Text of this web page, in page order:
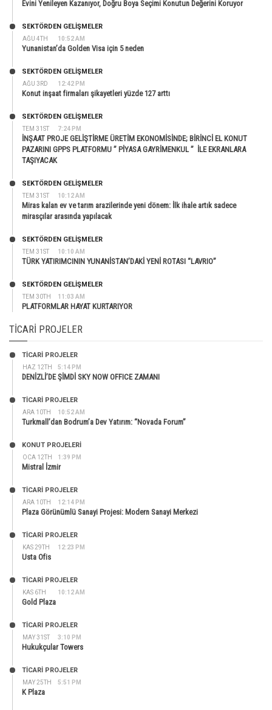
Evini Yenileyen Kazanıyor, Doğru Boya Seçimi Konutun Değerini Koruyor
AĞU 4TH 10:52 AM
SEKTÖRDEN GELIŞMELER
Yunanistan’da Golden Visa için 5 neden
AĞU 3RD 12:42 PM
SEKTÖRDEN GELIŞMELER
Konut inşaat firmaları şikayetleri yüzde 127 arttı
TEM 31ST 7:24 PM
SEKTÖRDEN GELIŞMELER
İNŞAAT PROJE GELİŞTİRME ÜRETİM EKONOMİSİNDE; BİRİNCİ EL KONUT
PAZARINI GPPS PLATFORMU ” PİYASA GAYRİMENKUL ” İLE EKRANLARA
TAŞIYACAK
TEM 31ST 10:12 AM
SEKTÖRDEN GELIŞMELER
Miras kalan ev ve tarım arazilerinde yeni dönem: İlk ihale artık sadece
mirasçılar arasında yapılacak
TEM 31ST 10:10 AM
SEKTÖRDEN GELIŞMELER
TÜRK YATIRIMCININ YUNANİSTAN’DAKİ YENİ ROTASI “LAVRIO”
TEM 30TH 11:03 AM
SEKTÖRDEN GELIŞMELER
PLATFORMLAR HAYAT KURTARIYOR
TICARI PROJELER
HAZ 12TH 5:14 PM
TİCARİ PROJELER
DENİZLİ’DE ŞİMDİ SKY NOW OFFICE ZAMANI
ARA 10TH 10:52 AM
TİCARİ PROJELER
Turkmall’dan Bodrum’a Dev Yatırım: “Novada Forum”
OCA 12TH 1:39 PM
KONUT PROJELERI
Mistral İzmir
ARA 10TH 12:14 PM
TİCARİ PROJELER
Plaza Görünümlü Sanayi Projesi: Modern Sanayi Merkezi
KAS 29TH 12:23 PM
TİCARİ PROJELER
Usta Ofis
KAS 6TH 10:12 AM
TİCARİ PROJELER
Gold Plaza
MAY 31ST 3:10 PM
TİCARİ PROJELER
Hukukçular Towers
MAY 25TH 5:51 PM
TİCARİ PROJELER
K Plaza